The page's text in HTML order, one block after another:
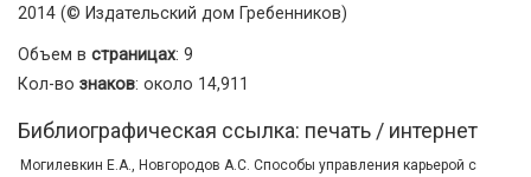
2014 (© Издательский дом Гребенников)
Объем в страницах: 9
Кол-во знаков: около 14,911
Библиографическая ссылка: печать / интернет